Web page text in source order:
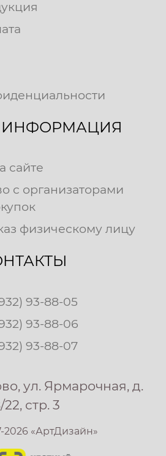
ИНФОРМАЦИЯ
сайте
с организаторами
физическому лицу
93-88-05
93-88-06
93-88-07
ул. Ярмарочная, д.
22, стр. 3
2026 «АртДизайн»